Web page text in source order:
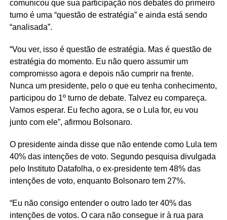
comunicou que sua participação nos debates do primeiro
turno é uma “questão de estratégia” e ainda está sendo
“analisada”.
“Vou ver, isso é questão de estratégia. Mas é questão de
estratégia do momento. Eu não quero assumir um
compromisso agora e depois não cumprir na frente.
Nunca um presidente, pelo o que eu tenha conhecimento,
participou do 1º turno de debate. Talvez eu compareça.
Vamos esperar. Eu fecho agora, se o Lula for, eu vou
junto com ele”, afirmou Bolsonaro.
O presidente ainda disse que não entende como Lula tem
40% das intenções de voto. Segundo pesquisa divulgada
pelo Instituto Datafolha, o ex-presidente tem 48% das
intenções de voto, enquanto Bolsonaro tem 27%.
“Eu não consigo entender o outro lado ter 40% das
intenções de votos. O cara não consegue ir à rua para